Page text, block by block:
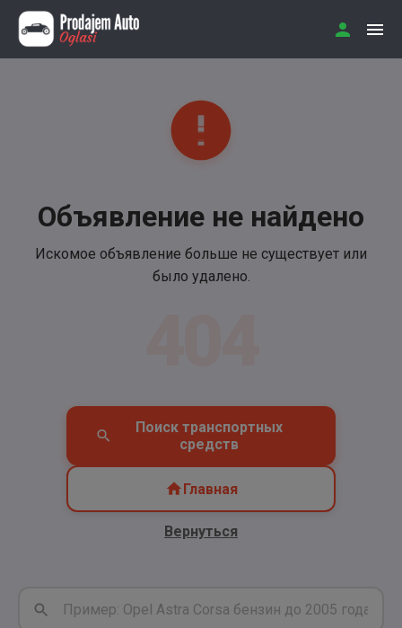
Объявление не найдено
Искомое объявление больше не существует или
было удалено.
Поиск транспортных
средств
Главная
Вернуться